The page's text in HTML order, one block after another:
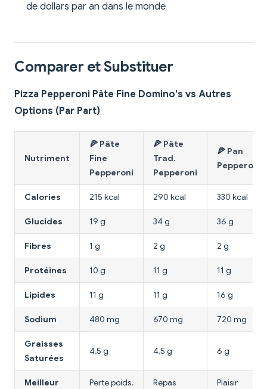
de dollars par an dans le monde
Comparer et Substituer
Pizza Pepperoni Pâte Fine Domino's vs Autres
Options (Par Part)
Nutriment
🍕 Pâte
Fine
Pepperoni
🍕 Pâte
Trad.
Pepperoni
🍕 Pan
Pepperoni
Calories 215 kcal 290 kcal 330 kcal
Glucides 19 g 34 g 36 g
Fibres 1 g 2 g 2 g
Protéines 10 g 11 g 11 g
Lipides 11 g 11 g 16 g
Sodium 480 mg 670 mg 720 mg
Graisses
Saturées
4,5 g 4,5 g 6 g
Meilleur
Perte poids,
Repas
Plaisir